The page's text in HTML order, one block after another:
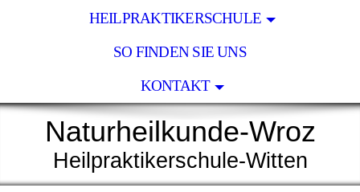
HEILPRAKTIKERSCHULE
SO FINDEN SIE UNS
KONTAKT
Naturheilkunde-Wroz
Heilpraktikerschule-Witten